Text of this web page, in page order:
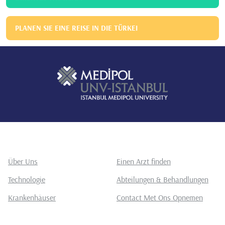
PLANEN SIE EINE REISE IN DIE TÜRKEI
Über Uns
Einen Arzt finden
Technologie
Abteilungen & Behandlungen
Krankenhäuser
Contact Met Ons Opnemen